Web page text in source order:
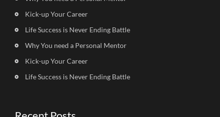
Kick-up Your Career
Life Success is Never Ending Battle
Why You need a Personal Mentor
Kick-up Your Career
Life Success is Never Ending Battle